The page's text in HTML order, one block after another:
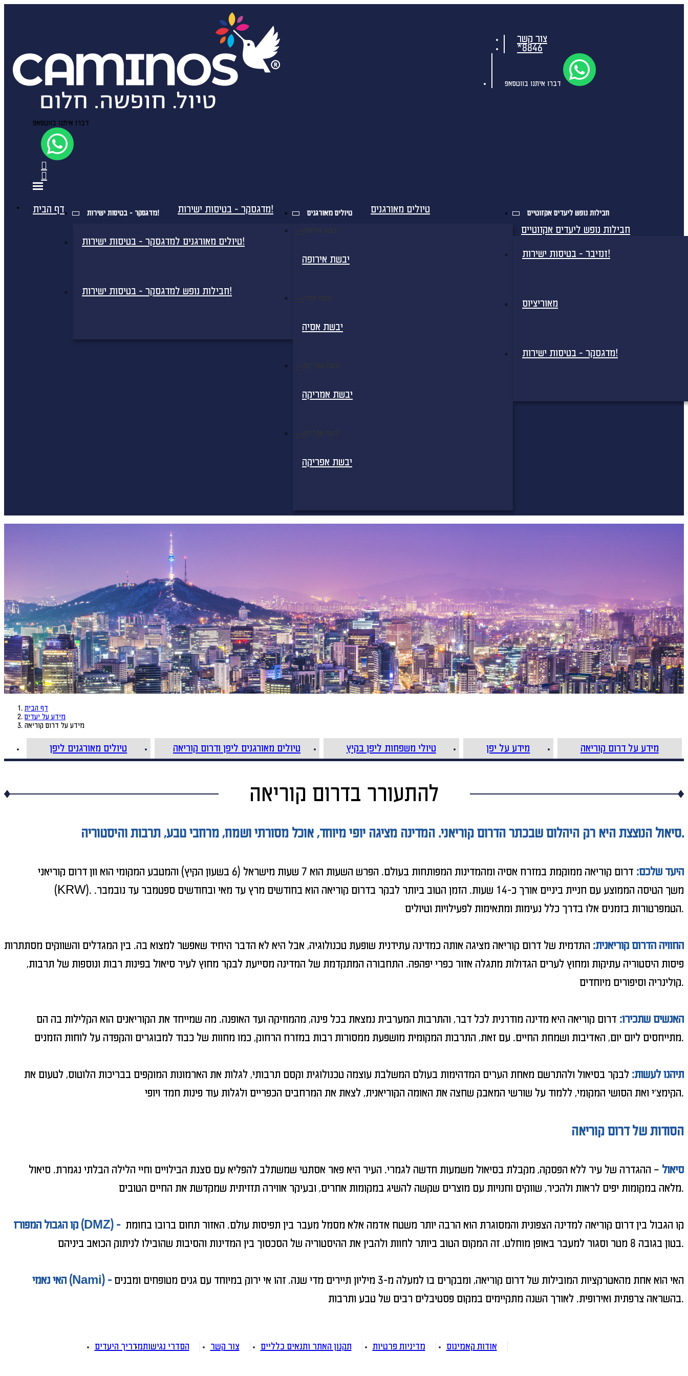
צור קשר
*8846
דברו איתנו בווטסאפ
דברו איתנו בווטסאפ
דף הבית מדגסקר - בטיסות ישירות! מדגסקר - בטיסות ישירות!
טיולים מאורגנים למדגסקר - בטיסות ישירות!
חבילות נופש למדגסקר - בטיסות ישירות!
טיולים מאורגנים טיולים מאורגנים
יבשת אירופה
יבשת אירופה
יבשת אסיה
יבשת אסיה
יבשת אמריקה
יבשת אמריקה
יבשת אפריקה
יבשת אפריקה
חבילות נופש ליעדים אקזוטיים
חבילות נופש ליעדים אקזוטיים
זנזיבר - בטיסות ישירות!
מאוריציוס
מדגסקר - בטיסות ישירות!
דף הבית
מידע על יעדים
מידע על דרום קוריאה
טיולים מאורגנים ליפן טיולים מאורגנים ליפן ודרום קוריאה טיולי משפחות ליפן בקיץ מידע על יפן מידע על דרום קוריאה
להתעורר בדרום קוריאה
סיאול הנוצצת היא רק היהלום שבכתר הדרום קוריאני. המדינה מציגה יופי מיוחד, אוכל מסורתי ושמח, מרחבי טבע, תרבות והיסטוריה.
היעד שלכם:
דרום קוריאה ממוקמת במזרח אסיה ומהמדינות המפותחות בעולם. הפרש השעות הוא 7 שעות מישראל (6 בשעון הקיץ) והמטבע המקומי הוא וון דרום קוריאני
(KRW). משך הטיסה הממוצע עם חניית ביניים אורך כ-14 שעות. הזמן הטוב ביותר לבקר בדרום קוריאה הוא בחודשים מרץ עד מאי ובחודשים ספטמבר עד נובמבר.
הטמפרטורות בזמנים אלו בדרך כלל נעימות ומתאימות לפעילויות וטיולים.
החוויה הדרום קוריאנית: התדמית של דרום קוריאה מציגה אותה כמדינה עתידנית שופעת טכנולוגיה, אבל היא לא הדבר היחיד שאפשר למצוא בה. בין המגדלים והשווקים מסתתרות
פיסות היסטוריה עתיקות ומחוץ לערים הגדולות מתגלה אזור כפרי יפהפה. התחבורה המתקדמת של המדינה מסייעת לבקר מחוץ לעיר סיאול בפינות רבות ונוספות של תרבות,
קולינריה וסיפורים מיוחדים.
האנשים שתכירו: דרום קוריאה היא מדינה מודרנית לכל דבר, והתרבות המערבית נמצאת בכל פינה, מהמוזיקה ועד האופנה. מה שמייחד את הקוריאנים הוא הקלילות בה הם
מתייחסים ליום יום, האדיבות ושמחת החיים. עם זאת, התרבות המקומית מושפעת ממסורות רבות במזרח הרחוק, כמו מחוות של כבוד למבוגרים והקפדה על לוחות הזמנים.
תיהנו לעשות: לבקר בסיאול ולהתרשם מאחת הערים המדהימות בעולם המשלבת עוצמה טכנולוגית וקסם תרבותי, לגלות את הארמונות המוקפים בבריכות הלוטוס, לטעום את
הקימצ'י ואת הסושי המקומי, ללמוד על שורשי המאבק שחצה את האומה הקוריאנית, לצאת את המרחבים הכפריים ולגלות עוד פינות חמד ויופי.
הסודות של דרום קוריאה
סיאול – ההגדרה של עיר ללא הפסקה, מקבלת בסיאול משמעות חדשה לגמרי. העיר היא פאר אסתטי שמשתלב להפליא עם סצנת הבילויים וחיי הלילה הבלתי נגמרת. סיאול
מלאה במקומות יפים לראות ולהכיר, שווקים וחנויות עם מוצרים שקשה להשיג במקומות אחרים, ובעיקר אווירה תזזיתית שמקדשת את החיים הטובים.
קו הגבול המפורז (DMZ) -
בטון בגובה 8 מטר וסגור למעבר באופן מוחלט. זה המקום הטוב ביותר לחוות ולהבין את ההיסטוריה של הסכסוך בין המדינות והסיבות שהובילו לניתוק הכואב ביניהם.
האי נאמי (Nami) -האי הוא אחת מהאטרקציות המובילות של דרום קוריאה, ומבקרים בו למעלה מ-3 מיליון תיירים מדי שנה. זהו אי ירוק במיוחד עם גנים מטופחים ומבנים
בהשראה צרפתית ואירופית. לאורך השנה מתקיימים במקום פסטיבלים רבים של טבע ותרבות.
מדריך היעדיםהסדרי נגישות צור קשר תקנון האתר ותנאים כלליים מדיניות פרטיות אודות קאמינוס